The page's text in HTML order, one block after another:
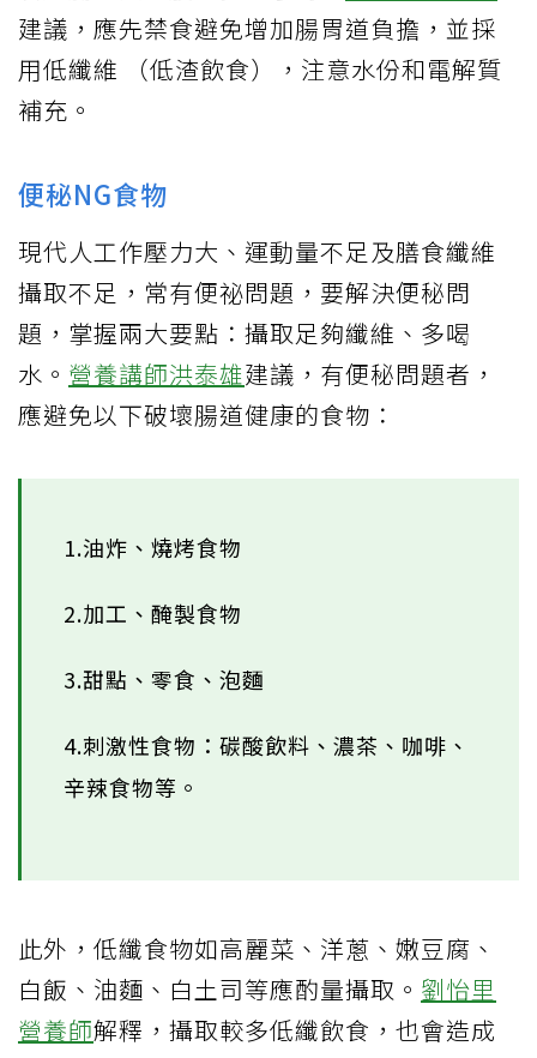
建議，應先禁食避免增加腸胃道負擔，並採
用低纖維 （低渣飲食），注意水份和電解質
補充。
便秘NG食物
現代人工作壓力大、運動量不足及膳食纖維
攝取不足，常有便祕問題，要解決便秘問
題，掌握兩大要點：攝取足夠纖維、多喝
水。 營養講師洪泰雄建議，有便秘問題者，
應避免以下破壞腸道健康的食物：
1.油炸、燒烤食物
2.加工、醃製食物
3.甜點、零食、泡麵
4.刺激性食物：碳酸飲料、濃茶、咖啡、
辛辣食物等。
此外，低纖食物如高麗菜、洋蔥、嫩豆腐、
白飯、油麵、白土司等應酌量攝取。 劉怡里
營養師解釋，攝取較多低纖飲食，也會造成